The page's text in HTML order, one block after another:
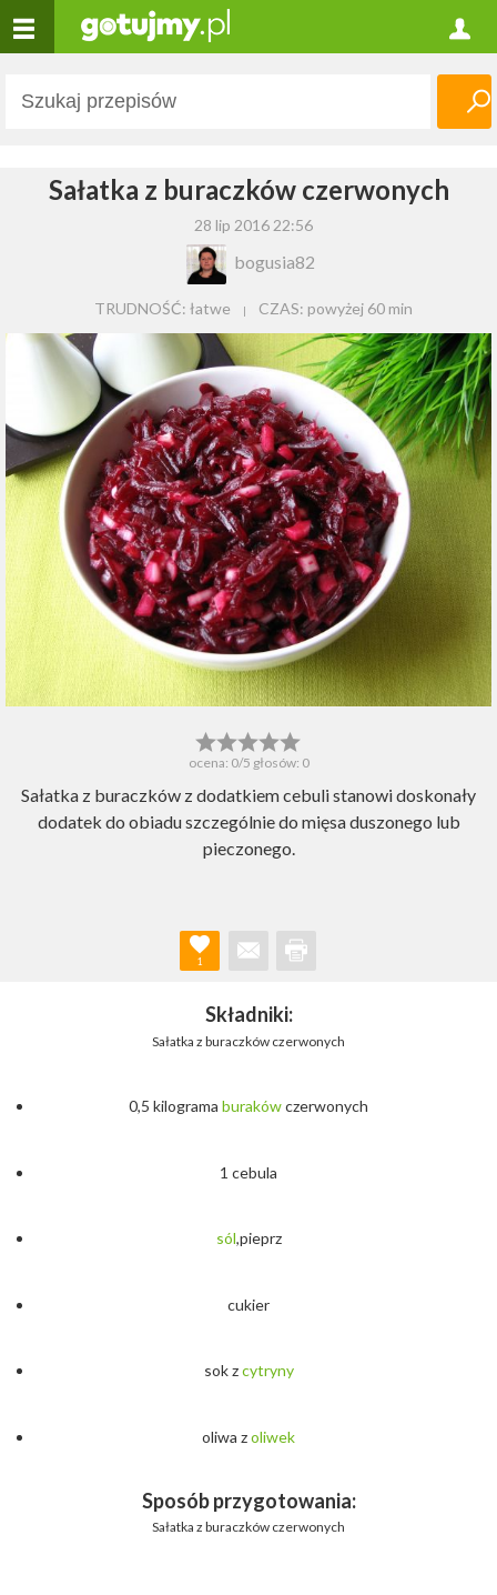
Sałatka z buraczków czerwonych
28 lip 2016 22:56
bogusia82
TRUDNOŚĆ: łatwe CZAS: powyżej 60 min
ocena: 0/5 głosów: 0
Sałatka z buraczków z dodatkiem cebuli stanowi doskonały
dodatek do obiadu szczególnie do mięsa duszonego lub
pieczonego.
1
Składniki:
Sałatka z buraczków czerwonych
0,5 kilograma burakówczerwonych
1 cebula
sól,pieprz
cukier
sok zcytryny
oliwa zoliwek
Sposób przygotowania:
Sałatka z buraczków czerwonych